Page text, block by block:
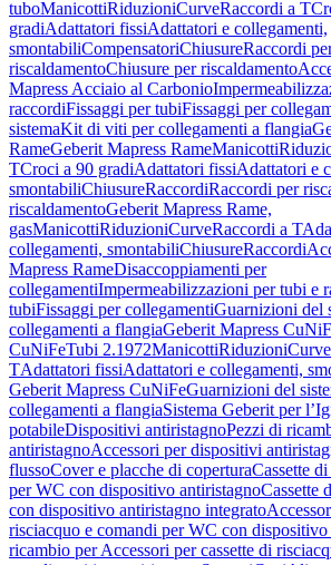
tuboManicottiRiduzioniCurveRaccordi a T
gradiAdattatori fissiAdattatori e collegamenti,
smontabiliCompensatoriChiusureRaccordi
riscaldamentoChiusure per riscaldamento
Mapress Acciaio al Carbonio
raccordiFissaggi per tubiFissaggi per
sistemaKit di viti per collegamenti a flangia
RameGeberit Mapress RameManicotti
TCroci a 90 gradiAdattatori fissiAdattatori e
smontabiliChiusureRaccordiRaccordi per
riscaldamentoGeberit Mapress Rame,
gasManicottiRiduzioniCurveRaccordi a T
collegamenti, smontabiliChiusureRaccordi
Mapress RameDisaccoppiamenti per
collegamentiImpermeabilizzazioni per tubi e
tubiFissaggi per collegamentiGuarnizioni del
collegamenti a flangiaGeberit Mapress
CuNiFeTubi 2.1972ManicottiRiduzioniCurve
TAdattatori fissiAdattatori e collegamenti,
Geberit Mapress CuNiFeGuarnizioni del
collegamenti a flangiaSistema Geberit per
potabileDispositivi antiristagnoPezzi di
antiristagnoAccessori per dispositivi
flussoCover e placche di coperturaCassette
per WC con dispositivo antiristagnoCassette
con dispositivo antiristagno integrato
risciacquo e comandi per WC con
ricambio per Accessori per cassette di